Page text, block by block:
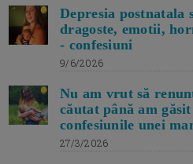
Depresia postnatala
dragoste, emotii,
- confesiuni
9/6/2026
Nu am vrut să
căutat până am
confesiunile unei
27/3/2026